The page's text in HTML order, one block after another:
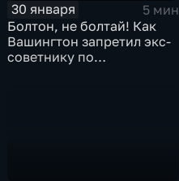
30 января
5 мин
Болтон, не болтай! Как
Вашингтон запретил экс-
советнику по